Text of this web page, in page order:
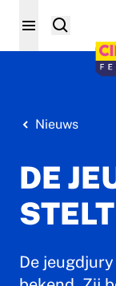
Nieuws
DE
De